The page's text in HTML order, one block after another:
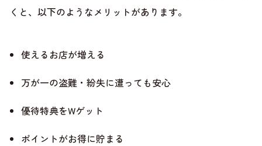
くと、以下のようなメリットがあります。
使えるお店が増える
万が一の盗難・紛失に遭っても安心
優待特典をWゲット
ポイントがお得に貯まる